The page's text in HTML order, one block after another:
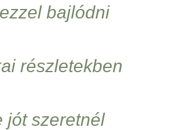
bajlódni
részletekben
jót szeretnél